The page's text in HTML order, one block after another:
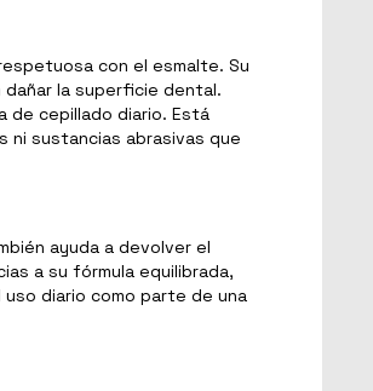
con el esmalte. Su
dañar la superficie dental.
de cepillado diario. Está
ni sustancias abrasivas que
ayuda a devolver el
a su fórmula equilibrada,
diario como parte de una